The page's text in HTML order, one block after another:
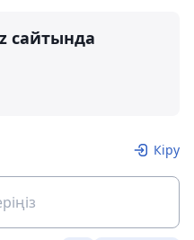
сайтында
Кіру